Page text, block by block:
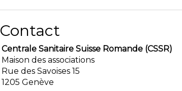
Contact
Centrale Sanitaire Suisse Romande (CSSR)
Maison des associations
Rue des Savoises 15
1205 Genève